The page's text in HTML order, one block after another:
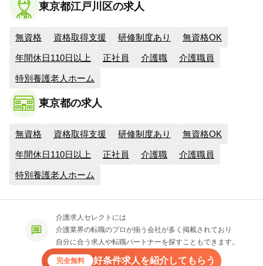
東京都江戸川区の求人
無資格 資格取得支援 研修制度あり 無資格OK
年間休日110日以上 正社員 介護職 介護職員
特別養護老人ホーム
東京都の求人
無資格 資格取得支援 研修制度あり 無資格OK
年間休日110日以上 正社員 介護職 介護職員
特別養護老人ホーム
介護求人セレクトには
介護業界の転職のプロが揃う会社が多く掲載されており
自分に合う求人や転職パートナーを探すこともできます。
完全無料 好条件求人を紹介してもらう